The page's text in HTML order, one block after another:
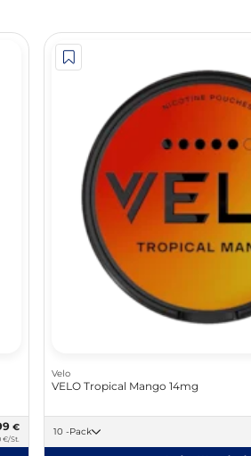
€
€/St.
Velo
VELO Tropical Mango 14mg
10 -Pack